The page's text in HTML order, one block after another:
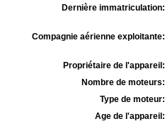
Dernière immatriculation:
Compagnie aérienne exploitante:
Propriétaire de l'appareil:
Nombre de moteurs:
Type de moteur:
Age de l'appareil: